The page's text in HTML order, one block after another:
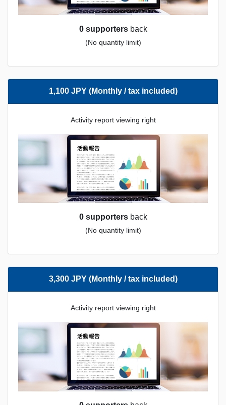
0 supportersback
(No quantity limit)
1,100 JPY (Monthly / tax included)
Activity report viewing right
0 supportersback
(No quantity limit)
3,300 JPY (Monthly / tax included)
Activity report viewing right